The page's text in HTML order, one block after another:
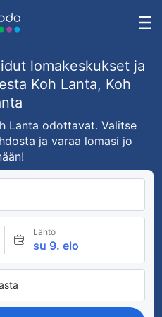
lomakeskukset ja
Koh Lanta, Koh
Lanta odottavat. Valitse
ja varaa lomasi jo
Lähtö
su 9. elo